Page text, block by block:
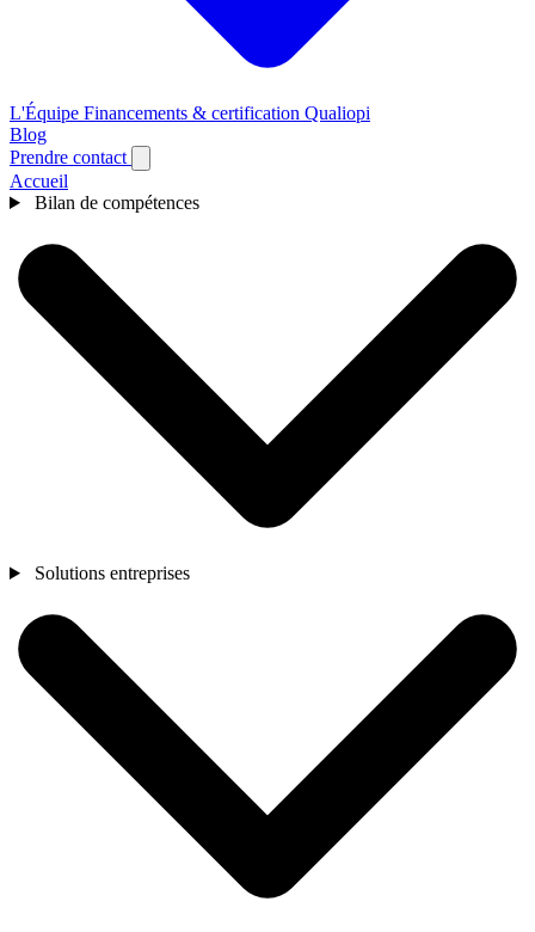
L'Équipe Financements & certification Qualiopi
Blog
Prendre contact
Accueil
Bilan de compétences
Solutions entreprises